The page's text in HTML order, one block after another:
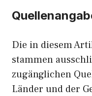
Die in diesem
stammen
zugänglichen
Länder und der